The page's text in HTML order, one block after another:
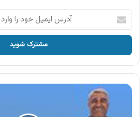
آدرس
ایمیل
خود
وارد
کنید
آگهی